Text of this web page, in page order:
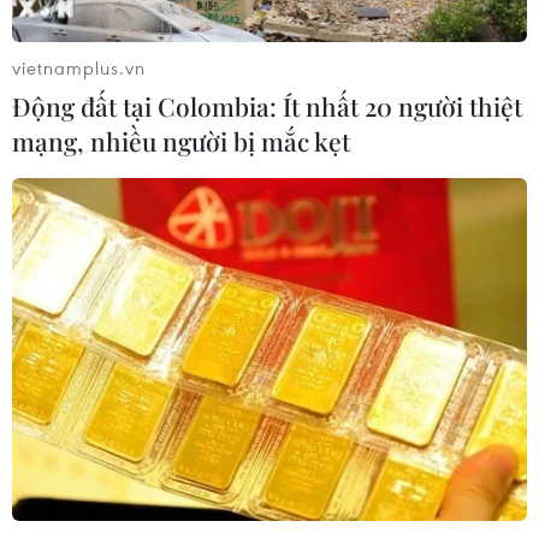
Giá vàng trong nước đi xuống, giao
dịch quanh mức 143,5 triệu đồng
10/08/2026 02:44
Giá vàng ngày 10/8: Bảng giá tại các
công ty vàng bạc đá quý
10/08/2026 02:06
Giá dầu tiếp tục leo thang khi rủi ro
gián đoạn nguồn cung gia tăng
10/08/2026 02:03
Giá vàng đi ngang trong phiên giao
vietnamplus.vn
Động đất tại Colombia: Ít nhất 20 người thiệt
mạng, nhiều người bị mắc kẹt